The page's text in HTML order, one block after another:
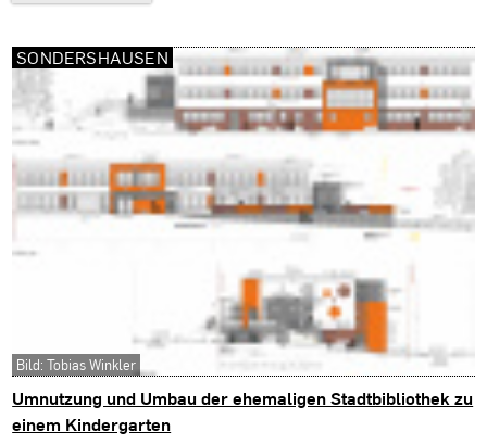
Umnutzung und Umbau der ehemaligen Stadtbibliothek zu
einem Kindergarten
SONDERSHAUSEN
Bild: Tobias Winkler